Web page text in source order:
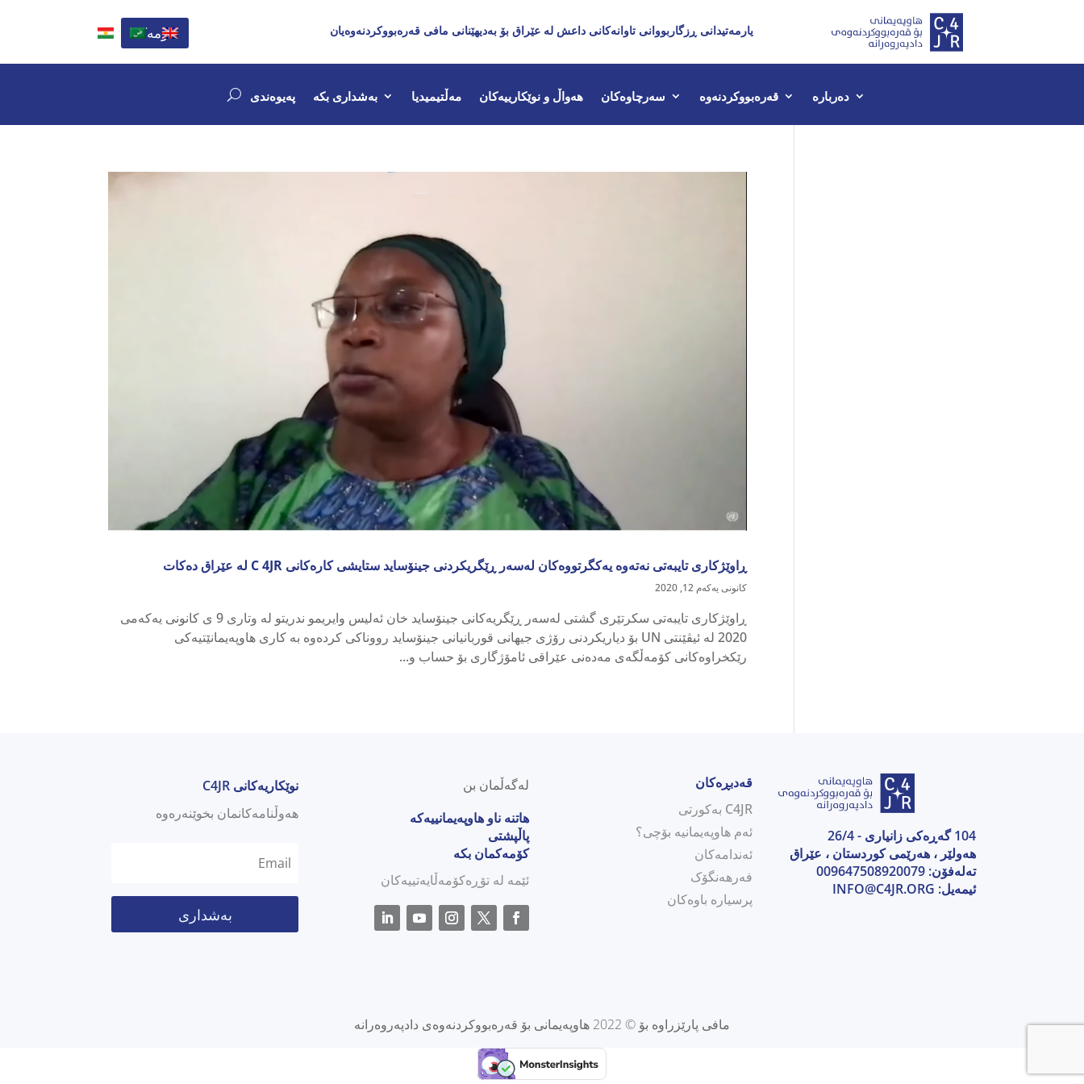
کۆمەک یارمەتیدانی ڕزگاربووانی تاوانەکانی داعش لە عێراق بۆ بەدیهێنانی مافی قەرەبووکردنەوەیان
دەربارە قەرەبووکردنەوە سەرچاوەکان هەواڵ و نوێکارییەکان مەڵتیمیدیا بەشداری بکە پەیوەندی
ڕاوێژکاری تایبەتی نەتەوە یەکگرتووەکان لەسەر ڕێگریکردنی جینۆساید ستایشی کارەکانی C 4JR لە عێراق دەکات
کانونی یەکەم 12, 2020
ڕاوێژکاری تایبەتی سکرتێری گشتی لەسەر ڕێگریەکانی جینۆساید خان ئەلیس وایریمو ندریتو لە وتاری 9 ی کانونی یەکەمی
2020 لە ئیڤێنتی UN بۆ دیاریکردنی رۆژی جیهانی قوربانیانی جینۆساید رووناکی کردەوە بە کاری هاوپەیمانێتیەکی
رێکخراوەکانی کۆمەڵگەی مەدەنی عێراقی ئامۆژگاری بۆ حساب و...
نوێکاریەکانی C4JR
هەوڵنامەکانمان بخوێنەرەوە
بەشداری
لەگەڵمان بن
هاتنە ناو هاوپەیمانییەکە
پاڵپشتی
کۆمەکمان بکە
ئێمە لە تۆڕەکۆمەڵایەتییەکان
قەدبڕەکان
C4JR بەکورتی
ئەم هاوپەیمانیە بۆچی؟
ئەندامەکان
فەرهەنگۆک
پرسیارە باوەکان
104 گەڕەکی زانیاری - 26/4
هەولێر ، هەرێمی كوردستان ، عێراق
تەلەفۆن: 009647508920079
ئیمەیل: INFO@C4JR.ORG
مافی پارێزراوە بۆ © 2022 هاوپەیمانی بۆ قەرەبووکردنەوەی دادپەروەرانە